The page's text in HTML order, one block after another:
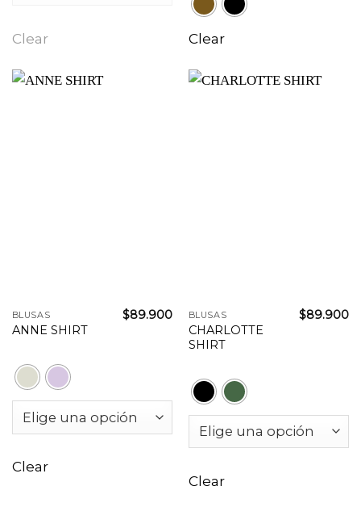
Clear Clear
BLUSAS
ANNE SHIRT
$89.900
Clear
BLUSAS
CHARLOTTE
SHIRT
$89.900
Clear